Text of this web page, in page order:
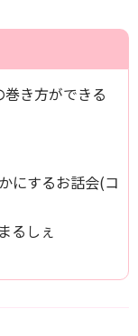
方ができる
するお話会(コ
るしぇ